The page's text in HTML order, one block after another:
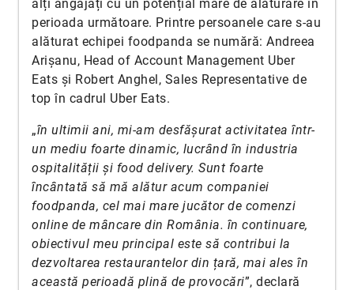
alți angajați cu un potențial mare de alăturare în
perioada următoare. Printre persoanele care s-au
alăturat echipei foodpanda se numără: Andreea
Arișanu, Head of Account Management Uber
Eats și Robert Anghel, Sales Representative de
top în cadrul Uber Eats.
„în ultimii ani, mi-am desfășurat activitatea într-
un mediu foarte dinamic, lucrând în industria
ospitalității și food delivery. Sunt foarte
încântată să mă alătur acum companiei
foodpanda, cel mai mare jucător de comenzi
online de mâncare din România. în continuare,
obiectivul meu principal este să contribui la
dezvoltarea restaurantelor din țară, mai ales în
această perioadă plină de provocări”, declară